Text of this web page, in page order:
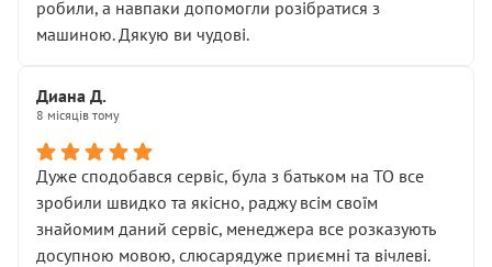
робили, а навпаки допомогли розібратися з
машиною. Дякую ви чудові.
Диана Д.
8 місяців тому
Дуже сподобався сервіс, була з батьком на ТО все
зробили швидко та якісно, раджу всім своїм
знайомим даний сервіс, менеджера все розказують
досупною мовою, слюсарядуже приємні та вічлеві.